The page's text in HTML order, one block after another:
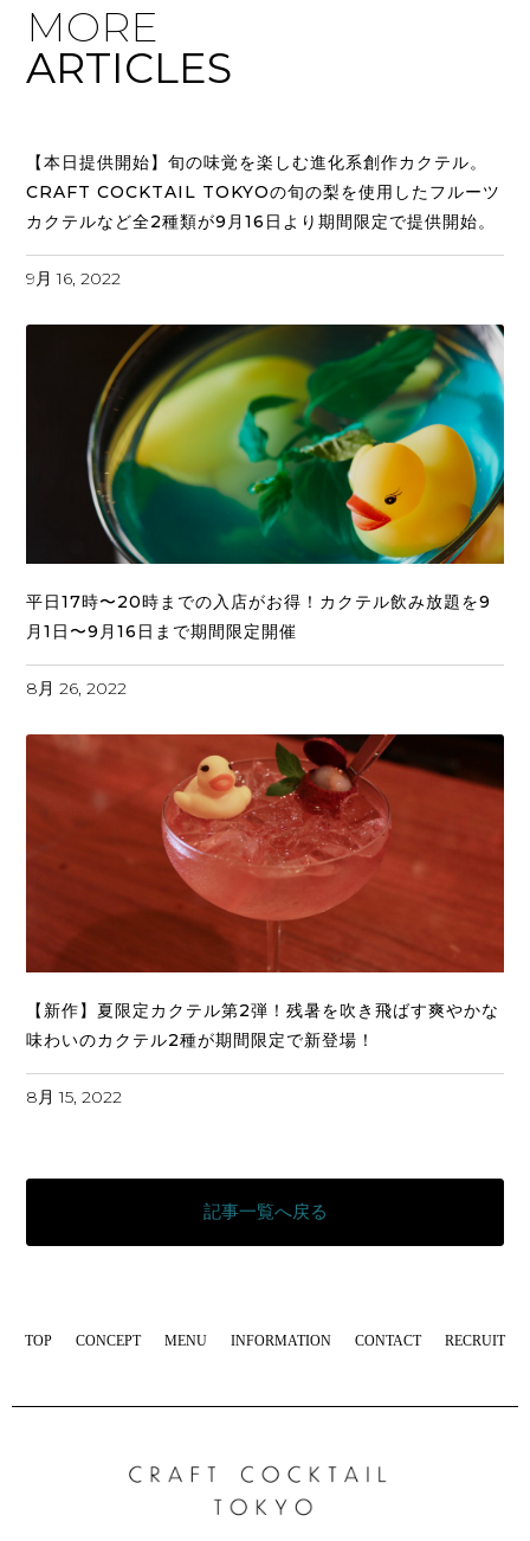
MORE
ARTICLES
【本日提供開始】旬の味覚を楽しむ進化系創作カクテル。
CRAFT COCKTAIL TOKYOの旬の梨を使用したフルーツ
カクテルなど全2種類が9月16日より期間限定で提供開始。
9月 16, 2022
平日17時〜20時までの入店がお得！カクテル飲み放題を9
月1日〜9月16日まで期間限定開催
8月 26, 2022
【新作】夏限定カクテル第2弾！残暑を吹き飛ばす爽やかな
味わいのカクテル2種が期間限定で新登場！
8月 15, 2022
記事一覧へ戻る
TOP CONCEPT MENU INFORMATION CONTACT RECRUIT